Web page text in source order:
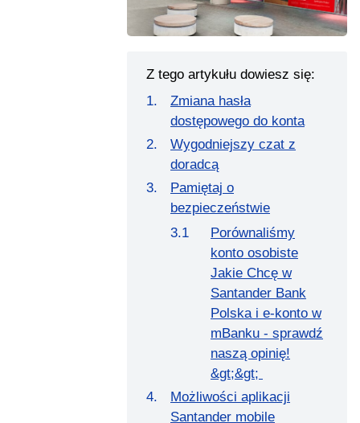
Z tego artykułu dowiesz się:
Zmiana hasła
dostępowego do konta
Wygodniejszy czat z
doradcą
Pamiętaj o
bezpieczeństwie
Porównaliśmy
konto osobiste
Jakie Chcę w
Santander Bank
Polska i e-konto w
mBanku - sprawdź
naszą opinię!
&gt;&gt;
Możliwości aplikacji
Santander mobile